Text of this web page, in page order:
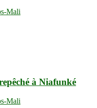
Mali
à Niafunké
Mali